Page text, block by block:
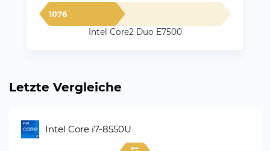
1076
Intel Core2 Duo E7500
Letzte Vergleiche
Intel Core i7-8550U